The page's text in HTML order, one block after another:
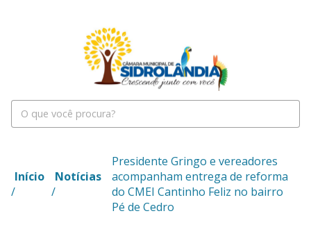
Início
/
Notícias
/
Presidente Gringo e vereadores
acompanham entrega de reforma
do CMEI Cantinho Feliz no bairro
Pé de Cedro